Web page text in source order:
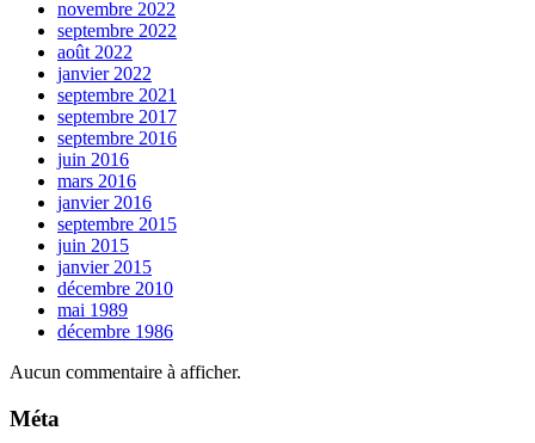
novembre 2022
septembre 2022
août 2022
janvier 2022
septembre 2021
septembre 2017
septembre 2016
juin 2016
mars 2016
janvier 2016
septembre 2015
juin 2015
janvier 2015
décembre 2010
mai 1989
décembre 1986
Aucun commentaire à afficher.
Méta